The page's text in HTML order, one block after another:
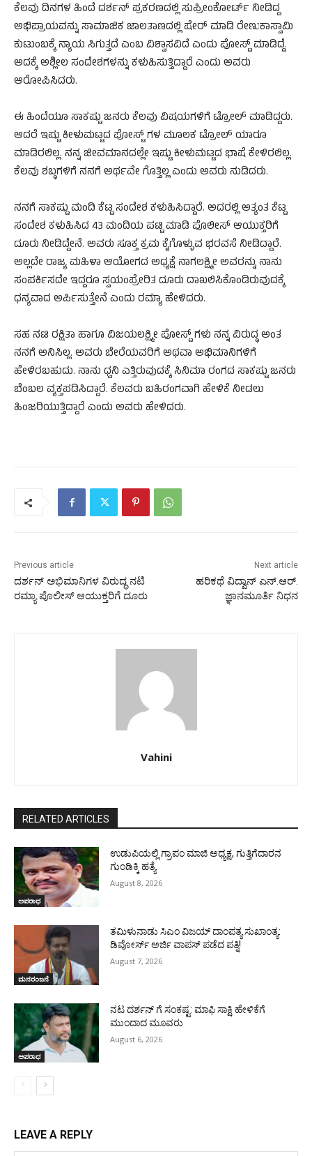
ಕೆಲವು ದಿನಗಳ ಹಿಂದೆ ದರ್ಶನ್ ಪ್ರಕರಣದಲ್ಲಿ ಸುಪ್ರೀಂಕೋರ್ಟ್ ನೀಡಿದ್ದ
ಅಭಿಪ್ರಾಯವನ್ನು ಸಾಮಾಜಿಕ ಜಾಲತಾಣದಲ್ಲಿ ಷೇರ್ ಮಾಡಿ ರೇಣುಕಾಸ್ವಾಮಿ
ಕುಟುಂಬಕ್ಕೆ ನ್ಯಾಯ ಸಿಗುತ್ತದೆ ಎಂಬ ವಿಶ್ವಾಸವಿದೆ ಎಂದು ಪೋಸ್ಟ್ ಮಾಡಿದ್ದೆ.
ಅದಕ್ಕೆ ಅಶ್ಲೀಲ ಸಂದೇಶಗಳನ್ನು ಕಳುಹಿಸುತ್ತಿದ್ದಾರೆ ಎಂದು ಅವರು
ಆರೋಪಿಸಿದರು.
ಈ ಹಿಂದೆಯೂ ಸಾಕಷ್ಟು ಜನರು ಕೆಲವು ವಿಷಯಗಳಿಗೆ ಟ್ರೋಲ್ ಮಾಡಿದ್ದರು.
ಆದರೆ ಇಷ್ಟು ಕೀಳುಮಟ್ಟದ ಪೋಸ್ಟ್ ಗಳ ಮೂಲಕ ಟ್ರೋಲ್ ಯಾರೂ
ಮಾಡಿರಲಿಲ್ಲ. ನನ್ನ ಜೀವಮಾನದಲ್ಲೇ ಇಷ್ಟು ಕೀಳುಮಟ್ಟದ ಭಾಷೆ ಕೇಳಿರಲಿಲ್ಲ.
ಕೆಲವು ಶಬ್ಧಗಳಿಗೆ ನನಗೆ ಅರ್ಥವೇ ಗೊತ್ತಿಲ್ಲ ಎಂದು ಅವರು ನುಡಿದರು.
ನನಗೆ ಸಾಕಷ್ಟು ಮಂದಿ ಕೆಟ್ಟ ಸಂದೇಶ ಕಳುಹಿಸಿದ್ದಾರೆ. ಅದರಲ್ಲಿ ಅತ್ಯಂತ ಕೆಟ್ಟ
ಸಂದೇಶ ಕಳುಹಿಸಿದ 43 ಮಂದಿಯ ಪಟ್ಟಿ ಮಾಡಿ ಪೊಲೀಸ್ ಆಯುಕ್ತರಿಗೆ
ದೂರು ನೀಡಿದ್ದೇನೆ. ಅವರು ಸೂಕ್ತ ಕ್ರಮ ಕೈಗೊಳ್ಳುವ ಭರವಸೆ ನೀಡಿದ್ದಾರೆ.
ಅಲ್ಲದೇ ರಾಜ್ಯ ಮಹಿಳಾ ಆಯೋಗದ ಅಧ್ಯಕ್ಷೆ ನಾಗಲಕ್ಷ್ಮೀ ಅವರನ್ನು ನಾನು
ಸಂಪರ್ಕಿಸದೇ ಇದ್ದರೂ ಸ್ವಯಂಪ್ರೇರಿತ ದೂರು ದಾಖಲಿಸಿಕೊಂಡಿರುವುದಕ್ಕೆ
ಧನ್ಯವಾದ ಅರ್ಪಿಸುತ್ತೇನೆ ಎಂದು ರಮ್ಯಾ ಹೇಳಿದರು.
ಸಹ ನಟಿ ರಕ್ಷಿತಾ ಹಾಗೂ ವಿಜಯಲಕ್ಷ್ಮೀ ಪೋಸ್ಟ್ ಗಳು ನನ್ನ ವಿರುದ್ಧ ಅಂತ
ನನಗೆ ಅನಿಸಿಲ್ಲ. ಅವರು ಬೇರೆಯವರಿಗೆ ಅಥವಾ ಅಭಿಮಾನಿಗಳಿಗೆ
ಹೇಳಿರಬಹುದು. ನಾನು ಧ್ವನಿ ಎತ್ತಿರುವುದಕ್ಕೆ ಸಿನಿಮಾ ರಂಗದ ಸಾಕಷ್ಟು ಜನರು
ಬೆಂಬಲ ವ್ಯಕ್ತಪಡಿಸಿದ್ದಾರೆ. ಕೆಲವರು ಬಹಿರಂಗವಾಗಿ ಹೇಳಿಕೆ ನೀಡಲು
ಹಿಂಜರಿಯುತ್ತಿದ್ದಾರೆ ಎಂದು ಅವರು ಹೇಳಿದರು.
Previous article
ದರ್ಶನ್ ಅಭಿಮಾನಿಗಳ ವಿರುದ್ಧ ನಟಿ
ರಮ್ಯಾ ಪೊಲೀಸ್ ಆಯುಕ್ತರಿಗೆ ದೂರು
Next article
ಹರಿಕಥೆ ವಿದ್ವಾನ್ ಎನ್.ಆರ್.
ಜ್ಞಾನಮೂರ್ತಿ ನಿಧನ
Vahini
RELATED ARTICLES
ಅಪರಾಧ
ಉಡುಪಿಯಲ್ಲಿ ಗ್ರಾಪಂ ಮಾಜಿ ಅಧ್ಯಕ್ಷ, ಗುತ್ತಿಗೆದಾರನ
ಗುಂಡಿಕ್ಕಿ ಹತ್ಯೆ
August 8, 2026
ಮನರಂಜನೆ
ತಮಿಳುನಾಡು ಸಿಎಂ ವಿಜಯ್‌ ದಾಂಪತ್ಯ ಸುಖಾಂತ್ಯ:
ಡಿವೋರ್ಸ್‌ ಅರ್ಜಿ ವಾಪಸ್‌ ಪಡೆದ ಪತ್ನಿ!
August 7, 2026
ಅಪರಾಧ
ನಟ ದರ್ಶನ್ ಗೆ ಸಂಕಷ್ಟ: ಮಾಫಿ ಸಾಕ್ಷಿ ಹೇಳಿಕೆಗೆ
ಮುಂದಾದ ಮೂವರು
August 6, 2026
LEAVE A REPLY